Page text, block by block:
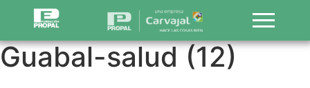
Guabal-salud (12)